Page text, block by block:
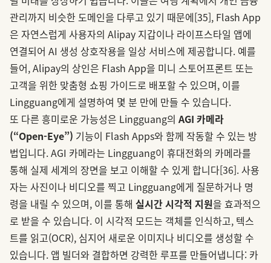
관리까지 비슷한 도메인을 다루고 있기 때문에[35], Flash App
은 자연스럽게 사용자의 Alipay 지갑이나 라이프스타일 앱에
연결되어 AI 생성 상호작용을 일상 서비스에 제공합니다. 예를
들어, Alipay의 상인은 Flash App을 미니 스토어프론트 또는
고객을 위한 맞춤형 쇼핑 가이드로 배포할 수 있으며, 이를
Lingguang에게 설명하여 몇 분 만에 만들 수 있습니다.
또 다른 흥미로운 가능성은 Lingguang의 AGI 카메라
(“Open-Eye”) 기능이 Flash Apps와 함께 작동할 수 있는 방
법입니다. AGI 카메라는 Lingguang이 휴대전화의 카메라를
통해 실제 세계의 장면을 보고 이해할 수 있게 합니다[36]. 사용
자는 사진이나 비디오를 찍고 Lingguang에게 질문하거나 명
령을 내릴 수 있으며, 이를 통해 실시간 시각적 지원을 효과적으
로 받을 수 있습니다. 이 시각적 모드는 객체를 인식하고, 텍스
트를 읽고(OCR), 심지어 새로운 이미지나 비디오를 생성할 수
있습니다. 앱 빌더와 결합하면 강력한 루프를 만들어냅니다: 카